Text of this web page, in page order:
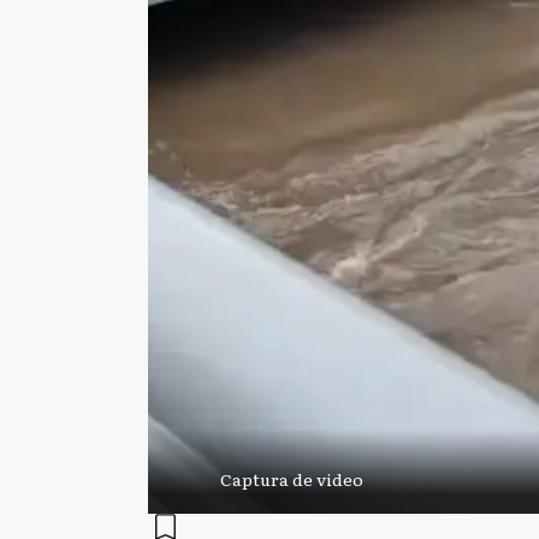
Captura de video